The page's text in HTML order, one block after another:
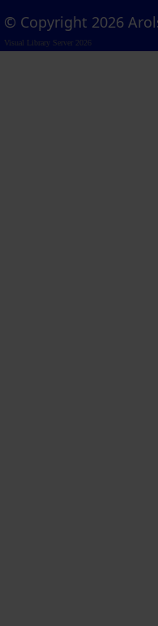
© Copyright 2026
Visual Library Server 2026